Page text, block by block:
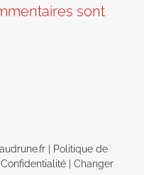
sont
|
Politique de
| Changer